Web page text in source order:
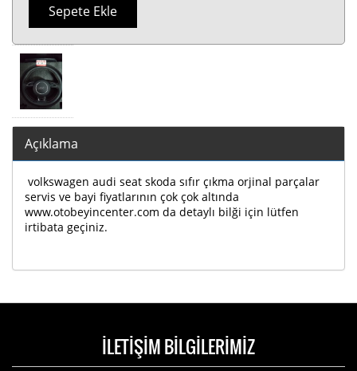
Sepete Ekle
Açıklama
volkswagen audi seat skoda sıfır çıkma orjinal parçalar
servis ve bayi fiyatlarının çok çok altında
www.otobeyincenter.com da detaylı bilği için lütfen
irtibata geçiniz.
İLETİŞİM BİLGİLERİMİZ